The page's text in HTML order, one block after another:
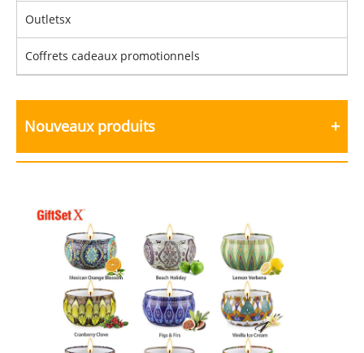
Outletsx
Coffrets cadeaux promotionnels
Nouveaux produits